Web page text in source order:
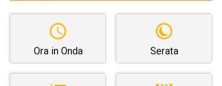
Ora in Onda Serata